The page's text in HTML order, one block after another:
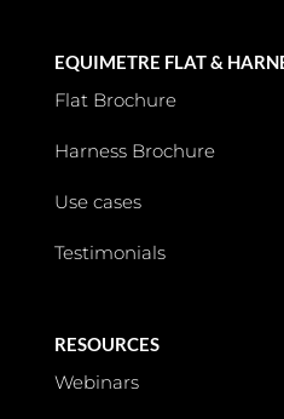
EQUIMETRE FLAT &
Flat Brochure
Harness Brochure
Use cases
Testimonials
RESOURCES
Webinars